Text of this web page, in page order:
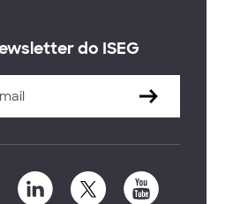
do ISEG